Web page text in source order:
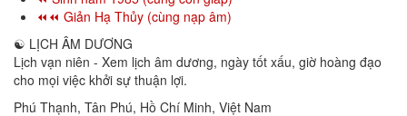
⏪⏪ Giản Hạ Thủy (cùng nạp âm)
☯ LỊCH ÂM DƯƠNG
Lịch vạn niên - Xem lịch âm dương, ngày tốt xấu, giờ hoàng đạo
cho mọi việc khởi sự thuận lợi.
Phú Thạnh, Tân Phú, Hồ Chí Minh, Việt Nam